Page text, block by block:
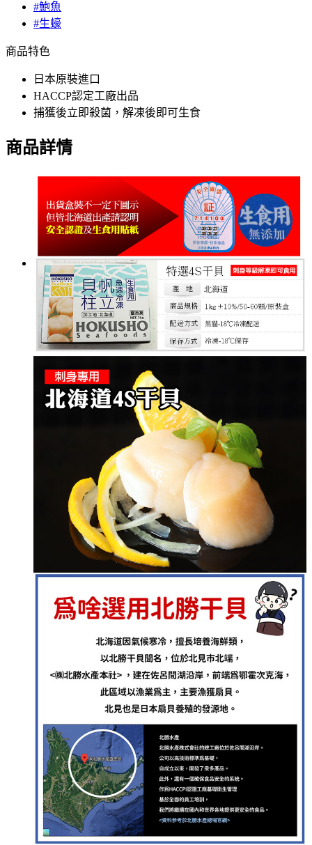
#鮑魚
#生蠔
商品特色
日本原裝進口
HACCP認定工廠出品
捕獲後立即殺菌，解凍後即可生食
商品詳情